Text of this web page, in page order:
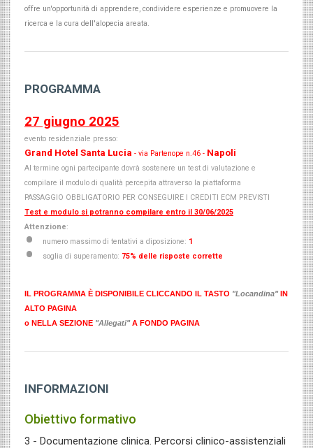
offre un'opportunità di apprendere, condividere esperienze e promuovere la
ricerca e la cura dell'alopecia areata.
PROGRAMMA
27 giugno 2025
evento residenziale presso:
Grand Hotel Santa Lucia - via Partenope n.46 - Napoli
Al termine ogni partecipante dovrà sostenere un test di valutazione e
compilare il modulo di qualità percepita attraverso la piattaforma
PASSAGGIO OBBLIGATORIO PER CONSEGUIRE I CREDITI ECM PREVISTI
Test e modulo si potranno compilare entro il 30/06/2025
Attenzione:
numero massimo di tentativi a diposizione: 1
soglia di superamento: 75% delle risposte corrette
IL PROGRAMMA È DISPONIBILE CLICCANDO IL TASTO "Locandina"
IN
ALTO PAGINA
o NELLA SEZIONE "Allegati" A FONDO PAGINA
INFORMAZIONI
Obiettivo formativo
3 - Documentazione clinica. Percorsi clinico-assistenziali